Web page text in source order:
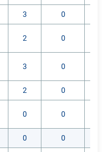
3 0
2 0
3 0
2 0
0 0
0 0